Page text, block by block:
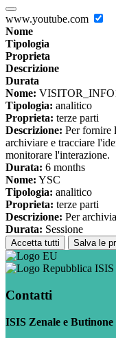
www.youtube.com
Nome
Tipologia
Proprieta
Descrizione
Durata
Nome:
Tipologia: analitico
Proprieta: terze parti
Descrizione: Per fornire
archiviare e tracciare
monitorare l'interazione.
Durata: 6 months
Nome: YSC
Tipologia: analitico
Proprieta: terze parti
Descrizione: Per
Durata: Sessione
Accetta tutti Salva le
ISIS
Contatti
ISIS Zenale e Butinone